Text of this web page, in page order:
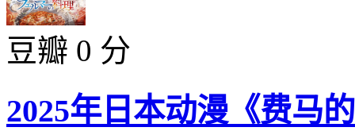
豆瓣 0 分
2025年日本动漫《费马